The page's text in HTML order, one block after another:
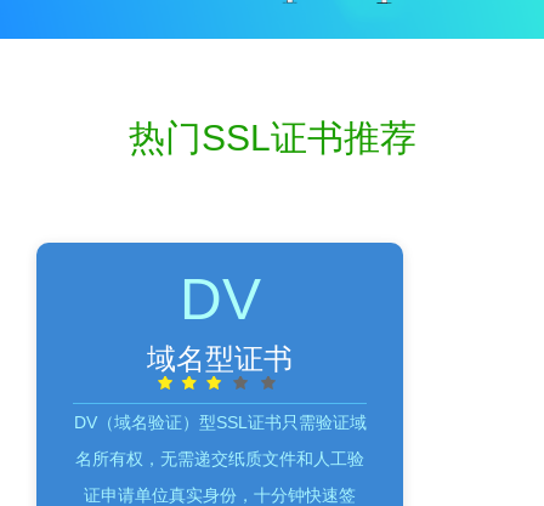
热门SSL证书推荐
DV
域名型证书
DV（域名验证）型SSL证书只需验证域
名所有权，无需递交纸质文件和人工验
证申请单位真实身份，十分钟快速签